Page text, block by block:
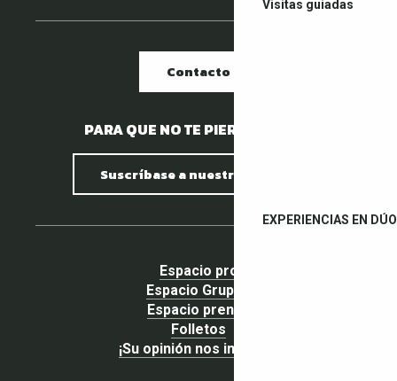
Visitas guiadas
EXPERIENCIAS EN DÚO
Contacto
PARA QUE NO TE PIERDAS NADA.
Suscríbase a nuestro boletín
Espacio pro
Espacio Grupos
Espacio prensa
Folletos
¡Su opinión nos importa!